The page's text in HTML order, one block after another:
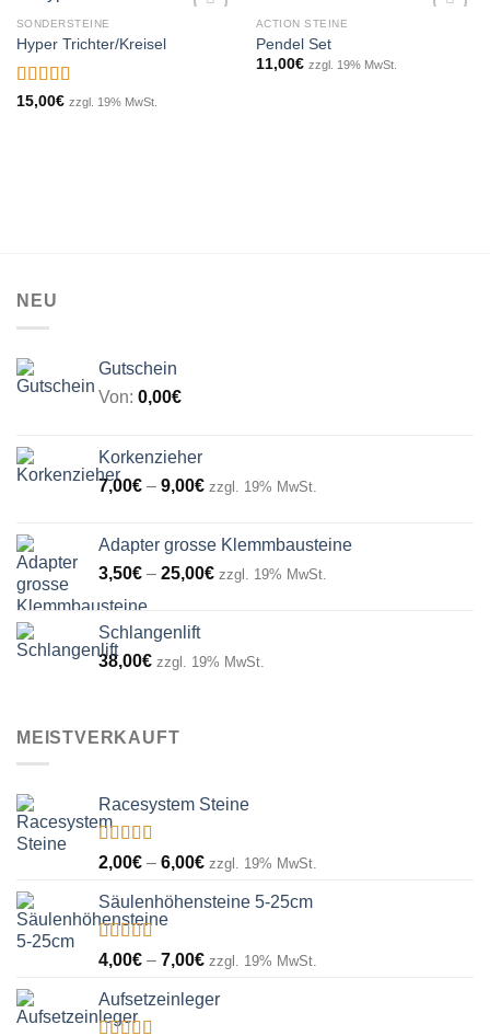
SONDERSTEINE
Hyper Trichter/Kreisel
Bewertet
15,00€ zzgl. 19% MwSt.
ACTION STEINE
Pendel Set
11,00€ zzgl. 19% MwSt.
NEU
Gutschein
Von: 0,00€
Korkenzieher
7,00€ – 9,00€Preisspanne:
9,00€
zzgl. 19% MwSt.
Adapter grosse Klemmbausteine
3,50€ – 25,00€Preisspanne:
zzgl. 19% MwSt.
Schlangenlift
38,00€ zzgl. 19% MwSt.
MEISTVERKAUFT
Racesystem Steine
Bewertet
mit
von
5
2,00€ – 6,00€Preisspanne:
bis
zzgl. 19% MwSt.
Säulenhöhensteine 5-25cm
Bewertet
mit
von
5
4,00€ – 7,00€Preisspanne:
bis
zzgl. 19% MwSt.
Aufsetzeinleger